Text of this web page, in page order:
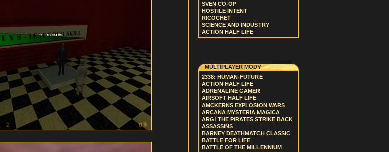
SVEN CO-OP
HOSTILE INTENT
RICOCHET
SCIENCE AND INDUSTRY
ACTION HALF LIFE
MULTIPLAYER MODY
2338: HUMAN-FUTURE
ACTION HALF LIFE
ADRENALINE GAMER
AIRSOFT HALF LIFE
AMCKERNS EXPLOSION WARS
ARCANA MYSTERIA MAGICA
ARG! THE PIRATES STRIKE BACK
ASSASSINS
BARNEY DEATHMATCH CLASSIC
BATTLE FOR LIFE
BATTLE OF THE MILLENNIUM